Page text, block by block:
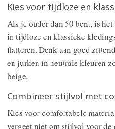
Kies voor tijdloze en
Als je ouder dan 50 bent, is
in tijdloze en klassieke
flatteren. Denk aan goed
en jurken in neutrale kleuren
beige.
Combineer stijlvol met
Kies voor comfortabele
vergeet niet om stijlvol voor de